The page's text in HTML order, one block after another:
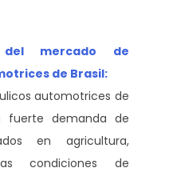
del mercado de
de Brasil:
automotrices de
fuerte demanda de
en agricultura,
condiciones de